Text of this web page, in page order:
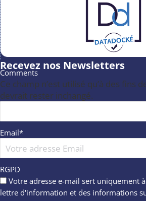
Recevez nos Newsletters
Comments
Ce champ n’est utilisé qu’à des fins
devrait rester inchangé.
Email*
RGPD
Votre adresse e-mail sert uniquement
lettre d'information et des informations